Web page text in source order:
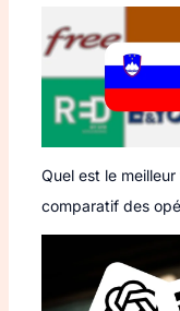
Quel est le
comparatif des